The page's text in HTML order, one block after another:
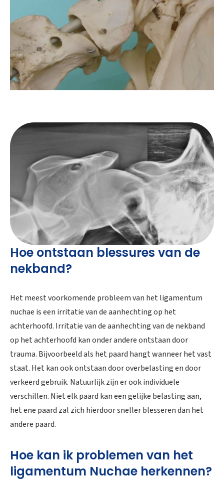
Hoe ontstaan blessures van de
nekband?
Het meest voorkomende probleem van het ligamentum
nuchae is een irritatie van de aanhechting op het
achterhoofd. Irritatie van de aanhechting van de nekband
op het achterhoofd kan onder andere ontstaan door
trauma. Bijvoorbeeld als het paard hangt wanneer het vast
staat. Het kan ook ontstaan door overbelasting en door
verkeerd gebruik. Natuurlijk zijn er ook individuele
verschillen. Niet elk paard kan een gelijke belasting aan,
het ene paard zal zich hierdoor sneller blesseren dan het
andere paard.
Hoe kan ik problemen van het
ligamentum Nuchae herkennen?